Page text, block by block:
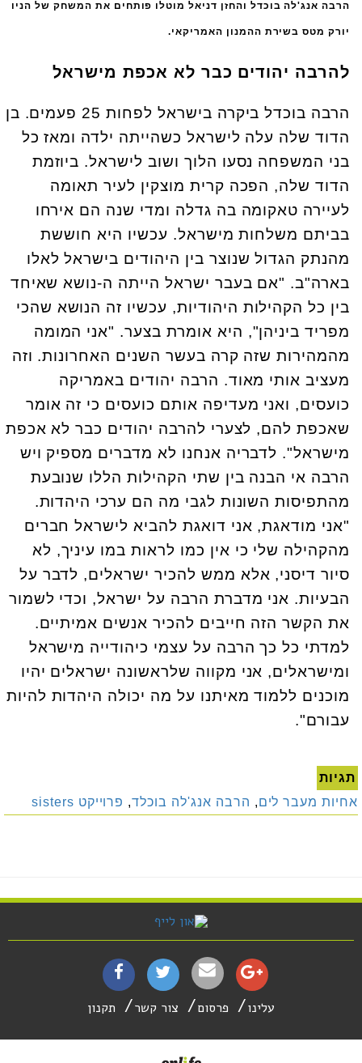
הרבה אנג'לה בוכדל והחזן דניאל מוטלו פותחים את המשחק של הניו
יורק מטס בשירת ההמנון האמריקאי.
להרבה יהודים כבר לא אכפת מישראל
הרבה בוכדל ביקרה בישראל לפחות 25 פעמים. בן
הדוד שלה עלה לישראל כשהייתה ילדה ומאז כל
בני המשפחה נסעו הלוך ושוב לישראל. ביוזמת
הדוד שלה, הפכה קרית מוצקין לעיר תאומה
לעיירה טאקומה בה גדלה ומדי שנה הם אירחו
בביתם משלחות מישראל. עכשיו היא חוששת
מהנתק הגדול שנוצר בין היהודים בישראל לאלו
בארה"ב. "אם בעבר ישראל הייתה ה-נושא שאיחד
בין כל הקהילות היהודיות, עכשיו זה הנושא שהכי
מפריד ביניהן", היא אומרת בצער. "אני המומה
מהמהירות שזה קרה בעשר השנים האחרונות. וזה
מעציב אותי מאוד. הרבה יהודים באמריקה
כועסים, ואני מעדיפה אותם כועסים כי זה אומר
שאכפת להם, לצערי להרבה יהודים כבר לא אכפת
מישראל". לדבריה אנחנו לא מדברים מספיק ויש
הרבה אי הבנה בין שתי הקהילות הללו שנובעת
מהתפיסות השונות לגבי מה הם ערכי היהדות.
"אני מודאגת, אני דואגת להביא לישראל חברים
מהקהילה שלי כי אין כמו לראות במו עיניך, לא
סיור דיסני, אלא ממש להכיר ישראלים, לדבר על
הבעיות. אני מדברת הרבה על ישראל, וכדי לשמור
את הקשר הזה חייבים להכיר אנשים אמיתיים.
למדתי כל כך הרבה על עצמי כיהודייה מישראל
ומישראלים, אני מקווה שלראשונה ישראלים יהיו
מוכנים ללמוד מאיתנו על מה יכולה היהדות להיות
עבורם".
תגיות
אחיות מעבר לים, הרבה אנג'לה בוכלד, פרוייקט sisters
עלינו פרסום צור קשר תקנון